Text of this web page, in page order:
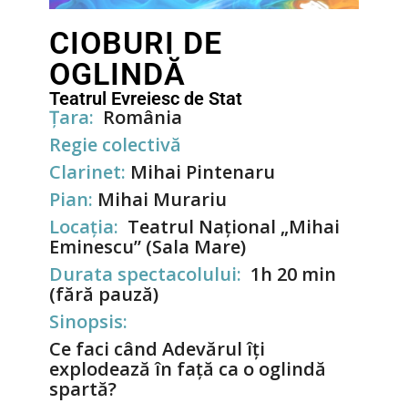
CIOBURI DE
OGLINDĂ
Teatrul Evreiesc de Stat
Țara: România
Regie colectivă
Clarinet: Mihai Pintenaru
Pian: Mihai Murariu
Locația: Teatrul Național „Mihai
Eminescu” (Sala Mare)
Durata spectacolului: 1h 20 min
(fără pauză)
Sinopsis:
Ce faci când Adevărul îți
explodează în față ca o oglindă
spartă?